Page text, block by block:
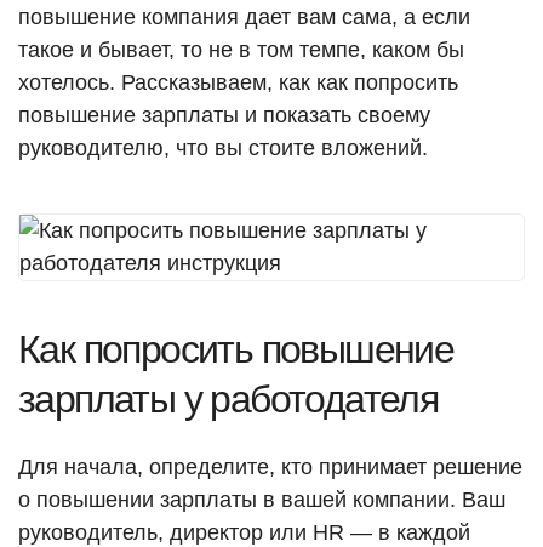
повышение компания дает вам сама, а если
такое и бывает, то не в том темпе, каком бы
хотелось. Рассказываем, как как попросить
повышение зарплаты и показать своему
руководителю, что вы стоите вложений.
Как попросить повышение
зарплаты у работодателя
Для начала, определите, кто принимает решение
о повышении зарплаты в вашей компании. Ваш
руководитель, директор или HR — в каждой